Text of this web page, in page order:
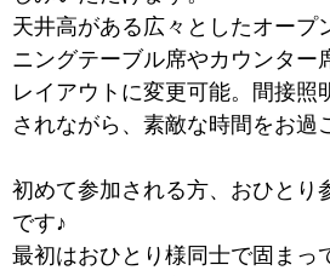
天井高がある広々としたオープ
ニングテーブル席やカウンター
レイアウトに変更可能。間接照
されながら、素敵な時間をお過
初めて参加される方、おひとり
です♪
最初はおひとり様同士で固まっ